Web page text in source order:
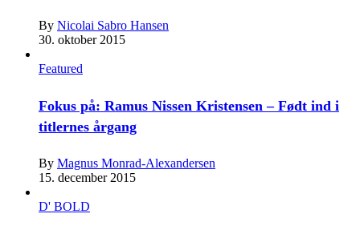
By Nicolai Sabro Hansen
30. oktober 2015
Featured
Fokus på: Ramus Nissen Kristensen – Født ind i
titlernes årgang
By Magnus Monrad-Alexandersen
15. december 2015
D' BOLD